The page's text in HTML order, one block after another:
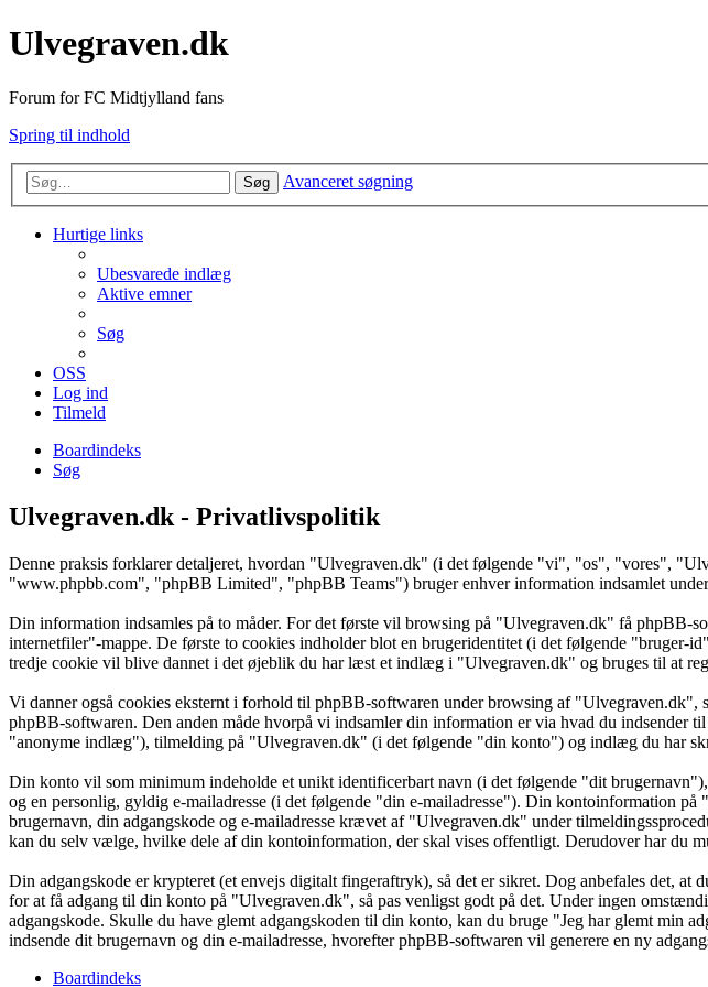
Ulvegraven.dk
Forum for FC Midtjylland fans
Spring til indhold
Søg Avanceret søgning
Hurtige links
Ubesvarede indlæg
Aktive emner
Søg
OSS
Log ind
Tilmeld
Boardindeks
Søg
Ulvegraven.dk - Privatlivspolitik
Denne praksis forklarer detaljeret, hvordan "Ulvegraven.dk" (i det følgende "vi", "os", "vores",
"www.phpbb.com", "phpBB Limited", "phpBB Teams") bruger enhver information indsamlet
Din information indsamles på to måder. For det første vil browsing på "Ulvegraven.dk" få phpBB-
internetfiler"-mappe. De første to cookies indholder blot en brugeridentitet (i det følgende
tredje cookie vil blive dannet i det øjeblik du har læst et indlæg i "Ulvegraven.dk" og bruges til at
Vi danner også cookies eksternt i forhold til phpBB-softwaren under browsing af "Ulvegraven.dk",
phpBB-softwaren. Den anden måde hvorpå vi indsamler din information er via hvad du
"anonyme indlæg"), tilmelding på "Ulvegraven.dk" (i det følgende "din konto") og indlæg du har
Din konto vil som minimum indeholde et unikt identificerbart navn (i det følgende "dit
og en personlig, gyldig e-mailadresse (i det følgende "din e-mailadresse"). Din kontoinformation
brugernavn, din adgangskode og e-mailadresse krævet af "Ulvegraven.dk" under
kan du selv vælge, hvilke dele af din kontoinformation, der skal vises offentligt. Derudover har du
Din adgangskode er krypteret (et envejs digitalt fingeraftryk), så det er sikret. Dog anbefales det,
for at få adgang til din konto på "Ulvegraven.dk", så pas venligst godt på det. Under ingen
adgangskode. Skulle du have glemt adgangskoden til din konto, kan du bruge "Jeg har glemt min
indsende dit brugernavn og din e-mailadresse, hvorefter phpBB-softwaren vil generere en ny
Boardindeks